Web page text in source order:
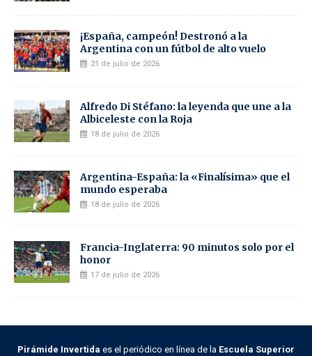
¡España, campeón! Destronó a la
Argentina con un fútbol de alto vuelo
21 de julio de 2026
Alfredo Di Stéfano: la leyenda que une a la
Albiceleste con la Roja
18 de julio de 2026
Argentina-España: la «Finalísima» que el
mundo esperaba
18 de julio de 2026
Francia-Inglaterra: 90 minutos solo por el
honor
17 de julio de 2026
Pirámide Invertida es el periódico en línea de la Escuela Superior